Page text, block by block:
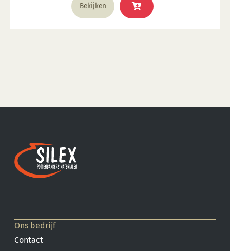
Bekijken
Ons bedrijf
Contact